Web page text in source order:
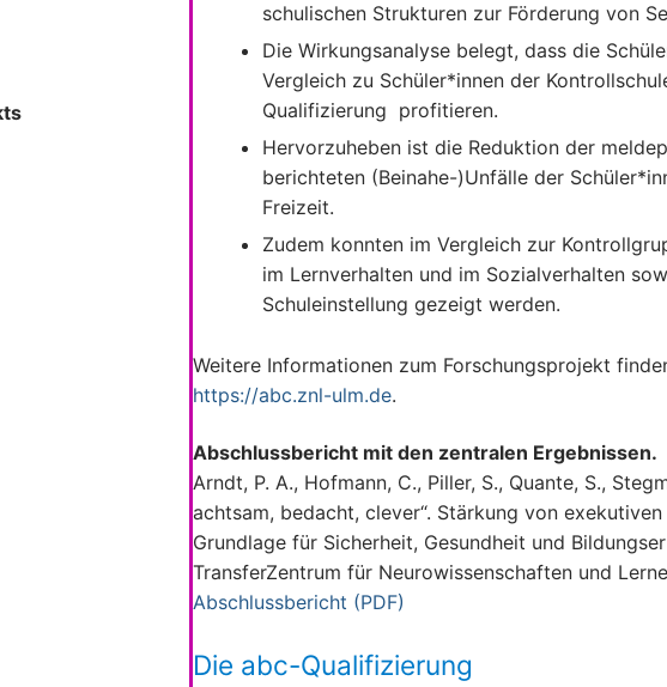
schulischen Strukturen zur Förderung von
Die Wirkungsanalyse belegt, dass die
Vergleich zu Schüler*innen der
Qualifizierung profitieren.
Hervorzuheben ist die Reduktion der
berichteten (Beinahe-)Unfälle der
Freizeit.
Zudem konnten im Vergleich zur
im Lernverhalten und im Sozialverhalten
Schuleinstellung gezeigt werden.
Weitere Informationen zum Forschungsprojekt
https://abc.znl-ulm.de.
Abschlussbericht mit den zentralen Ergebnissen.
Arndt, P. A., Hofmann, C., Piller, S., Quante, S.,
achtsam, bedacht, clever“. Stärkung von
Grundlage für Sicherheit, Gesundheit und
TransferZentrum für Neurowissenschaften und
Abschlussbericht (PDF)
Die abc-Qualifizierung